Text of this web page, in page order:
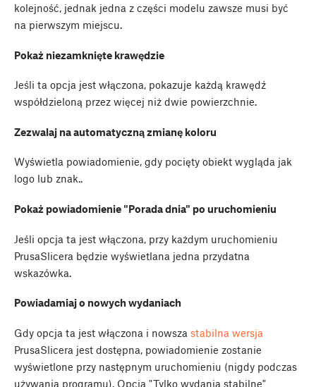
kolejność, jednak jedna z części modelu zawsze musi być
na pierwszym miejscu.
Pokaż niezamknięte krawędzie
Jeśli ta opcja jest włączona, pokazuje każdą krawędź
współdzieloną przez więcej niż dwie powierzchnie.
Zezwalaj na automatyczną zmianę koloru
Wyświetla powiadomienie, gdy pocięty obiekt wygląda jak
logo lub znak..
Pokaż powiadomienie "Porada dnia" po uruchomieniu
Jeśli opcja ta jest włączona, przy każdym uruchomieniu
PrusaSlicera będzie wyświetlana jedna przydatna
wskazówka.
Powiadamiaj o nowych wydaniach
Gdy opcja ta jest włączona i nowsza stabilna wersja
PrusaSlicera jest dostępna, powiadomienie zostanie
wyświetlone przy następnym uruchomieniu (nigdy podczas
używania programu). Opcja "Tylko wydania stabilne"